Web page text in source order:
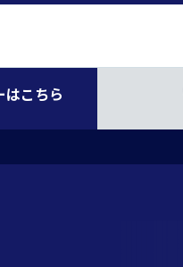
はこちら